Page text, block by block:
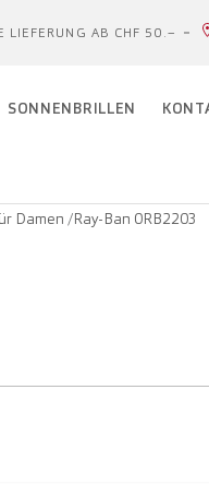
LIEFERUNG AB CHF 50.–
SONNENBRILLEN
Damen /Ray-Ban 0RB2203